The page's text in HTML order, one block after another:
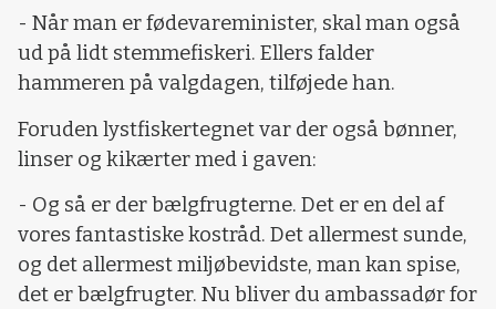
- Når man er fødevareminister, skal man også
ud på lidt stemmefiskeri. Ellers falder
hammeren på valgdagen, tilføjede han.
Foruden lystfiskertegnet var der også bønner,
linser og kikærter med i gaven:
- Og så er der bælgfrugterne. Det er en del af
vores fantastiske kostråd. Det allermest sunde,
og det allermest miljøbevidste, man kan spise,
det er bælgfrugter. Nu bliver du ambassadør for